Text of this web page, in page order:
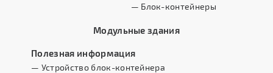
— Блок-контейнеры
Модульные здания
Полезная информация
— Устройство блок-контейнера